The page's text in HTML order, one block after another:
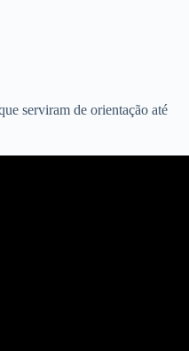
serviram de orientação até